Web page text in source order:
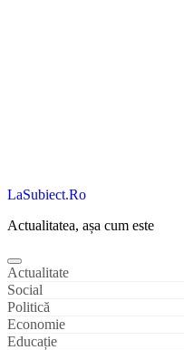
LaSubiect.Ro
Actualitatea, așa cum este
Actualitate
Social
Politică
Economie
Educație